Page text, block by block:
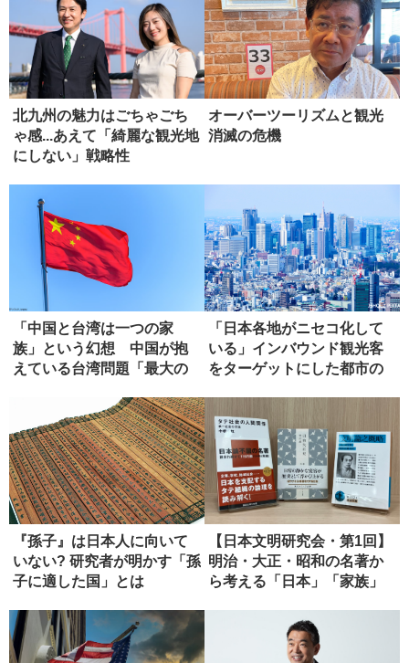
北九州の魅力はごちゃごち
ゃ感...あえて「綺麗な観光地
にしない」戦略性
オーバーツーリズムと観光
消滅の危機
「中国と台湾は一つの家
族」という幻想 中国が抱
えている台湾問題「最大の
「日本各地がニセコ化して
いる」インバウンド観光客
をターゲットにした都市の
『孫子』は日本人に向いて
いない? 研究者が明かす「孫
子に適した国」とは
【日本文明研究会・第1回】
明治・大正・昭和の名著か
ら考える「日本」「家族」